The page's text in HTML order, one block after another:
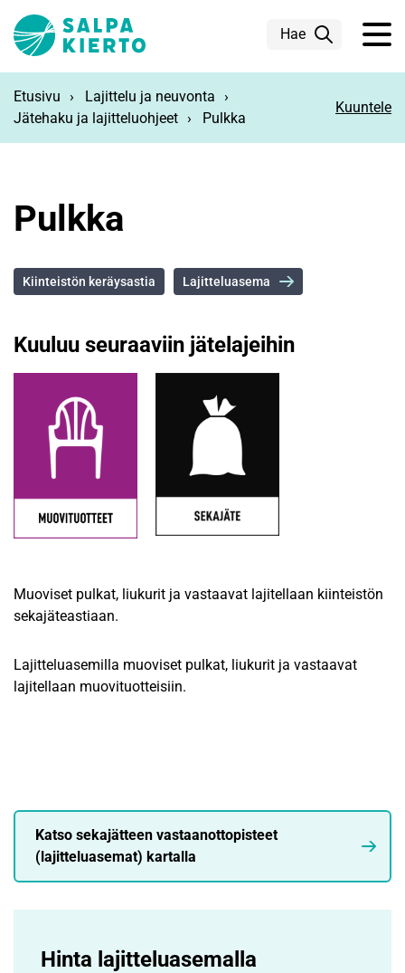
Hae
Etusivu
Lajittelu ja neuvonta
Jätehaku ja lajitteluohjeet
Pulkka
Kuuntele
Pulkka
Kiinteistön keräysastia Lajitteluasema
Kuuluu seuraaviin jätelajeihin
Muoviset pulkat, liukurit ja vastaavat lajitellaan kiinteistön
sekajäteastiaan.
Lajitteluasemilla muoviset pulkat, liukurit ja vastaavat
lajitellaan muovituotteisiin.
Katso sekajätteen vastaanottopisteet
(lajitteluasemat) kartalla
Hinta lajittelu­asemalla